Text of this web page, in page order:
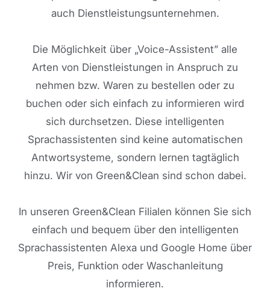
auch Dienstleistungsunternehmen.
Die Möglichkeit über „Voice-Assistent” alle
Arten von Dienstleistungen in Anspruch zu
nehmen bzw. Waren zu bestellen oder zu
buchen oder sich einfach zu informieren wird
sich durchsetzen. Diese intelligenten
Sprachassistenten sind keine automatischen
Antwortsysteme, sondern lernen tagtäglich
hinzu. Wir von Green&Clean sind schon dabei.
In unseren Green&Clean Filialen können Sie sich
einfach und bequem über den intelligenten
Sprachassistenten Alexa und Google Home über
Preis, Funktion oder Waschanleitung
informieren.